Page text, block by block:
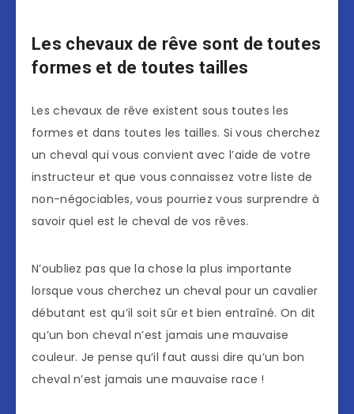
Les chevaux de rêve sont de toutes
formes et de toutes tailles
Les chevaux de rêve existent sous toutes les
formes et dans toutes les tailles. Si vous cherchez
un cheval qui vous convient avec l’aide de votre
instructeur et que vous connaissez votre liste de
non-négociables, vous pourriez vous surprendre à
savoir quel est le cheval de vos rêves.
N’oubliez pas que la chose la plus importante
lorsque vous cherchez un cheval pour un cavalier
débutant est qu’il soit sûr et bien entraîné. On dit
qu’un bon cheval n’est jamais une mauvaise
couleur. Je pense qu’il faut aussi dire qu’un bon
cheval n’est jamais une mauvaise race !